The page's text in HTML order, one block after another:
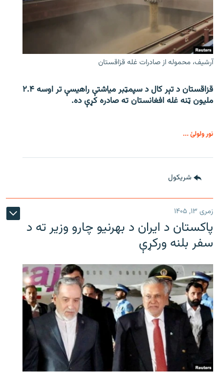
آرشیف، محموله از صادرات غله قزاقستان
قزاقستان د تېر کال د سپمټبر میاشتې راهیسې تر اوسه ۲.۴
ملیون ټنه غله افغانستان ته صادره کړې ده.
نور ولولئ ...
شريکول
زمری ۱۳, ۱۴۰۵
پاکستان د ایران د بهرنیو چارو وزیر ته د
سفر بلنه ورکړې